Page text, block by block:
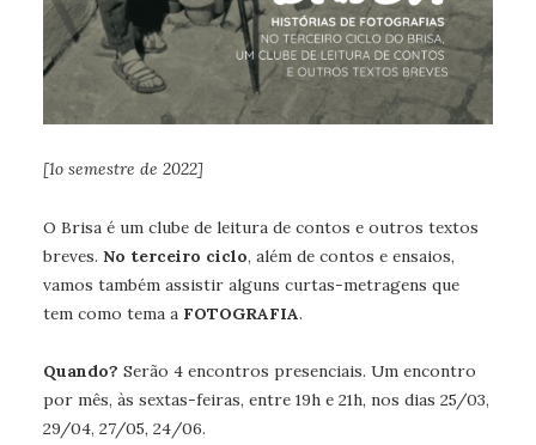
[1o semestre de 2022]
O Brisa é um clube de leitura de contos e outros textos
breves. No terceiro ciclo, além de contos e ensaios,
vamos também assistir alguns curtas-metragens que
tem como tema a FOTOGRAFIA.
Quando? Serão 4 encontros presenciais. Um encontro
por mês, às sextas-feiras, entre 19h e 21h, nos dias 25/03,
29/04, 27/05, 24/06.